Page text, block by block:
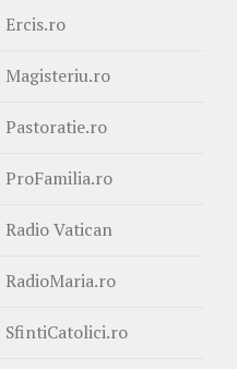
Ercis.ro
Magisteriu.ro
Pastoratie.ro
ProFamilia.ro
Radio Vatican
RadioMaria.ro
SfintiCatolici.ro